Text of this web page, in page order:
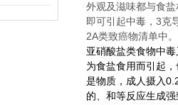
外观及滋味都与食
即可引起中毒，3克
2A类致癌物清单中。
亚硝酸盐类食物中
为食盐食用而引起
是物质，成人摄入
的
和等反应生成